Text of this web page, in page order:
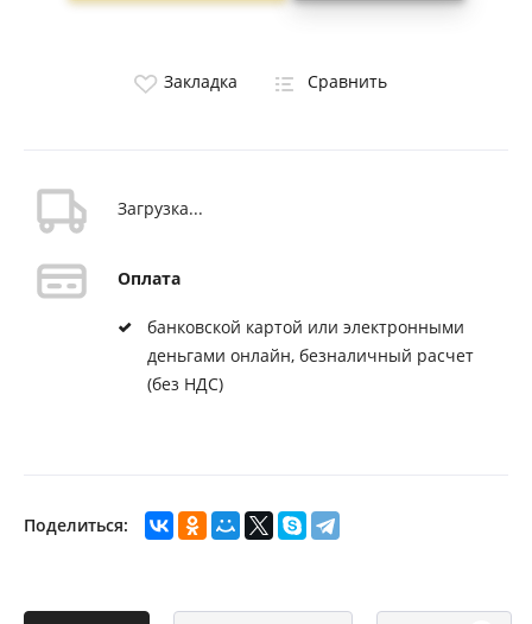
Закладка Сравнить
Загрузка...
Оплата
банковской картой или электронными
деньгами онлайн, безналичный расчет
(без НДС)
Поделиться: